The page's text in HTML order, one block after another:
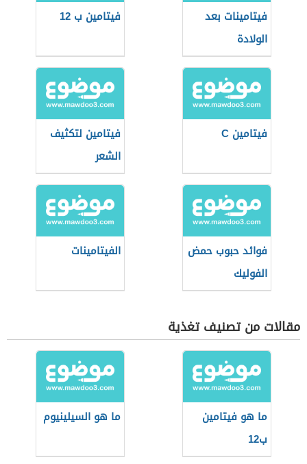
فيتامينات بعد
الولادة
فيتامين ب 12
فيتامين C
فيتامين لتكثيف
الشعر
فوائد حبوب حمض
الفوليك
الفيتامينات
مقالات من تصنيف تغذية
ما هو فيتامين
ب12
ما هو السيلينيوم